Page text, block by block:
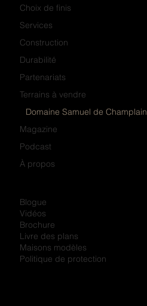
Choix de finis
Services
Construction
Durabilité
Partenariats
Terrains à vendre
Domaine Samuel de Champlain
Magazine
Podcast
À propos
Blogue
Vidéos
Brochure
Livre des plans
Maisons modèles
Politique de protection